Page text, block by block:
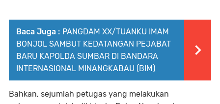
Baca Juga : PANGDAM XX/TUANKU IMAM
BONJOL SAMBUT KEDATANGAN PEJABAT
BARU KAPOLDA SUMBAR DI BANDARA
INTERNASIONAL MINANGKABAU (BIM)
Bahkan, sejumlah petugas yang melakukan